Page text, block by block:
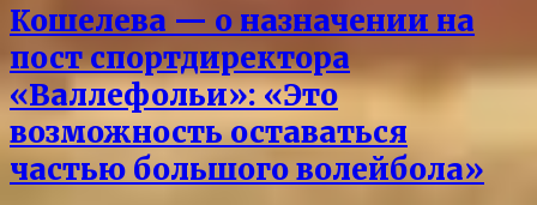
Кошелева — о назначении на
пост спортдиректора
«Валлефольи»: «Это
возможность оставаться
частью большого волейбола»